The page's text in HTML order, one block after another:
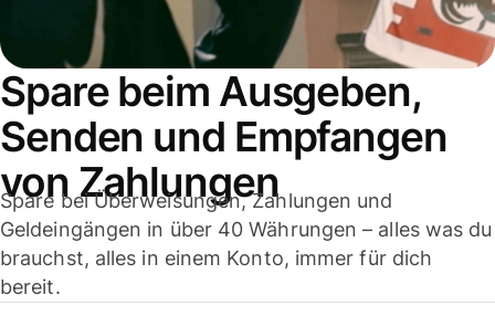
Spare beim Ausgeben,
Senden und Empfangen
von Zahlungen
Spare bei Überweisungen, Zahlungen und
Geldeingängen in über 40 Währungen – alles was du
brauchst, alles in einem Konto, immer für dich
bereit.